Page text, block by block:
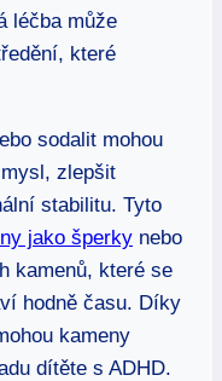
léčba může
které
sodalit mohou
zlepšit
stabilitu. Tyto
jako šperky nebo
kamenů, které se
hodně času. Díky
kameny
dítěte s ADHD.